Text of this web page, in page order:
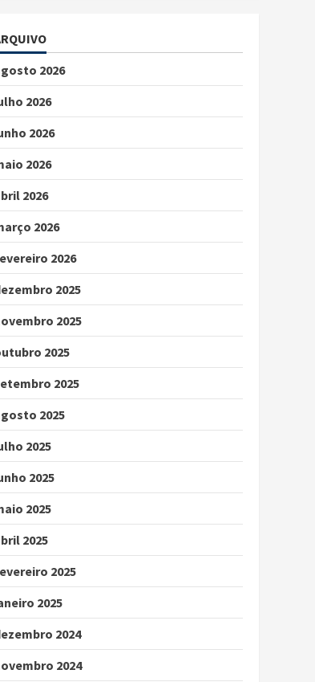
2026
2026
2026
2026
2026
2026
2026
2025
2025
2025
2025
2025
2025
2025
2025
2025
2025
2025
2024
2024